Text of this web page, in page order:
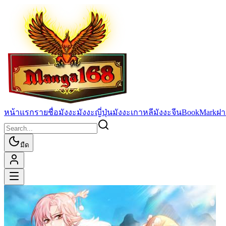
หน้าแรกรายชื่อมังงะมังงะญี่ปุ่นมังงะเกาหลีมังงะจีนBookMarkฝ
มืด